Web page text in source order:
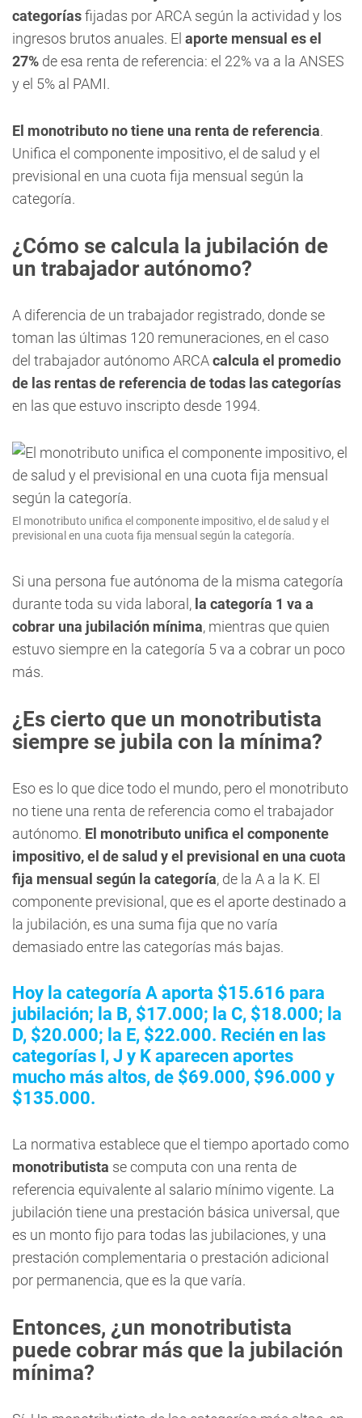
categoríasfijadas por ARCA según la actividad y los
ingresos brutos anuales. El aporte mensual es el
27% de esa renta de referencia: el 22% va a la ANSES
y el 5% al PAMI.
El monotributo no tiene una renta de referencia.
Unifica el componente impositivo, el de salud y el
previsional en una cuota fija mensual según la
categoría.
¿Cómo se calcula la jubilación de
un trabajador autónomo?
A diferencia de un trabajador registrado, donde se
toman las últimas 120 remuneraciones, en el caso
del trabajador autónomo ARCAcalcula el promedio
de las rentas de referencia de todas las categorías
en las que estuvo inscripto desde 1994.
El monotributo unifica el componente impositivo, el de salud y el
previsional en una cuota fija mensual según la categoría.
Si una persona fue autónoma de la misma categoría
durante toda su vida laboral, la categoría 1 va a
cobrar una jubilación mínima, mientras que quien
estuvo siempre en la categoría 5 va a cobrar un poco
más.
¿Es cierto que un monotributista
siempre se jubila con la mínima?
Eso es lo que dice todo el mundo, pero el monotributo
no tiene una renta de referencia como el trabajador
autónomo. El monotributo unifica el componente
impositivo, el de salud y el previsional en una cuota
fija mensual según la categoría, de la A a la K. El
componente previsional, que es el aporte destinado a
la jubilación, es una suma fija que no varía
demasiado entre las categorías más bajas.
Hoy la categoría A aporta $15.616 para
jubilación; la B, $17.000; la C, $18.000; la
D, $20.000; la E, $22.000. Recién en las
categorías I, J y K aparecen aportes
mucho más altos, de $69.000, $96.000 y
$135.000.
La normativa establece que el tiempo aportado como
monotributista se computa con una renta de
referencia equivalente al salario mínimo vigente. La
jubilación tiene una prestación básica universal, que
es un monto fijo para todas las jubilaciones, y una
prestación complementaria o prestación adicional
por permanencia, que es la que varía.
Entonces, ¿un monotributista
puede cobrar más que la jubilación
mínima?